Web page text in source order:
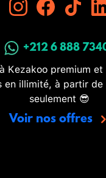
+212 6 888
Kezakoo premium
en illimité, à partir de
seulement 😎
Voir nos offres